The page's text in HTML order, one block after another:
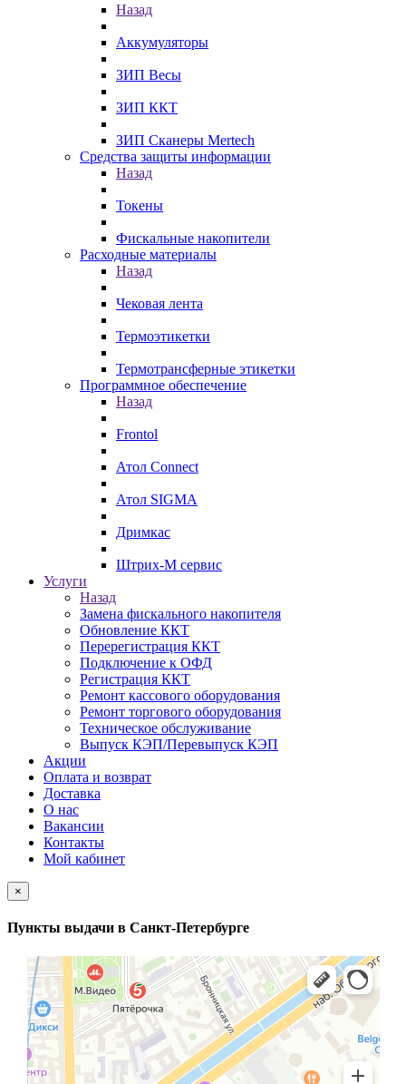
Назад
Аккумуляторы
ЗИП Весы
ЗИП ККТ
ЗИП Сканеры Mertech
Средства защиты информации
Назад
Токены
Фискальные накопители
Расходные материалы
Назад
Чековая лента
Термоэтикетки
Термотрансферные этикетки
Программное обеспечение
Назад
Frontol
Атол Connect
Атол SIGMA
Дримкас
Штрих-М сервис
Услуги
Назад
Замена фискального накопителя
Обновление ККТ
Перерегистрация ККТ
Подключение к ОФД
Регистрация ККТ
Ремонт кассового оборудования
Ремонт торгового оборудования
Техническое обслуживание
Выпуск КЭП/Перевыпуск КЭП
Акции
Оплата и возврат
Доставка
О нас
Вакансии
Контакты
Мой кабинет
×
Пункты выдачи в Санкт-Петербурге